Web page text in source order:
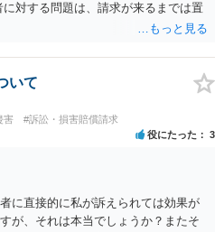
対する問題は、請求が来るまでは置
いて
害 #訴訟・損害賠償請求
役にたった 3
に直接的に私が訴えられては効果が
が、それは本当でしょうか？またそ